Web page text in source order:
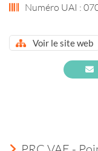
Numéro UAI :
Voir le site web